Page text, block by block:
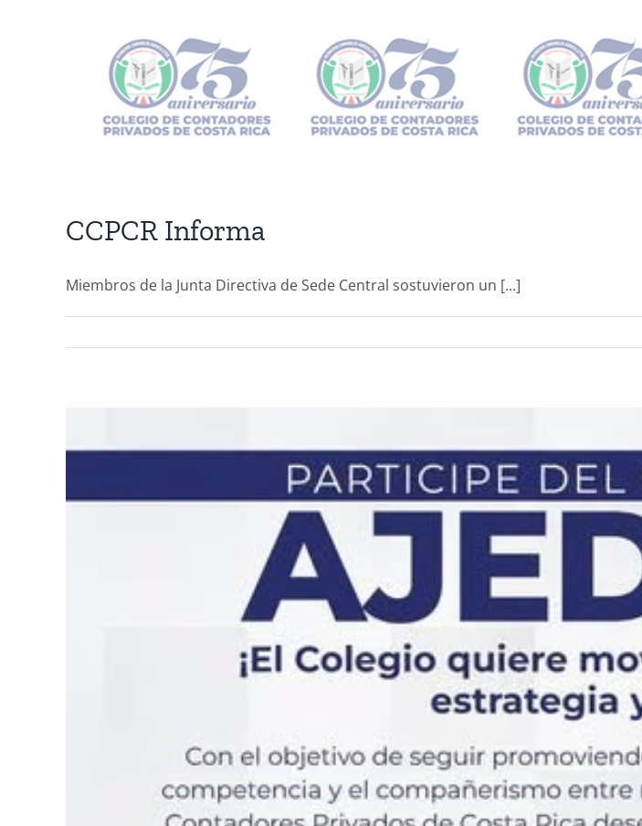
CCPCR Informa
Miembros de la Junta Directiva de Sede Central sostuvieron un [...]